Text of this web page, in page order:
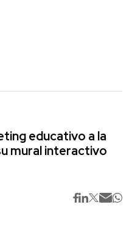
educativo a la
mural interactivo